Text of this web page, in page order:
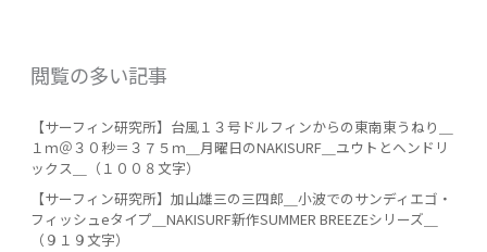
閲覧の多い記事
【サーフィン研究所】台風１３号ドルフィンからの東南東うねり＿
１ｍ＠３０秒＝３７５ｍ＿月曜日のNAKISURF＿ユウトとヘンドリ
ックス＿（１００８文字）
【サーフィン研究所】加山雄三の三四郎＿小波でのサンディエゴ・
フィッシュeタイプ＿NAKISURF新作SUMMER BREEZEシリーズ＿
（９１９文字）